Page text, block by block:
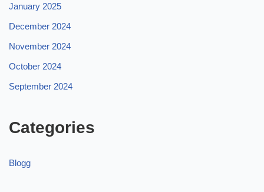
January 2025
December 2024
November 2024
October 2024
September 2024
Categories
Blogg